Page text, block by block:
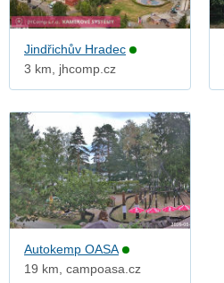
Jindřichův Hradec
3 km, jhcomp.cz
Autokemp OASA
19 km, campoasa.cz